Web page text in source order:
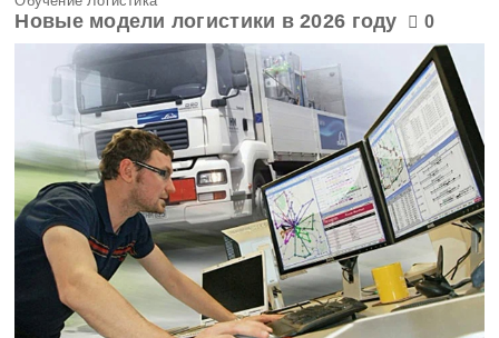
Новые модели логистики в 2026 году 0